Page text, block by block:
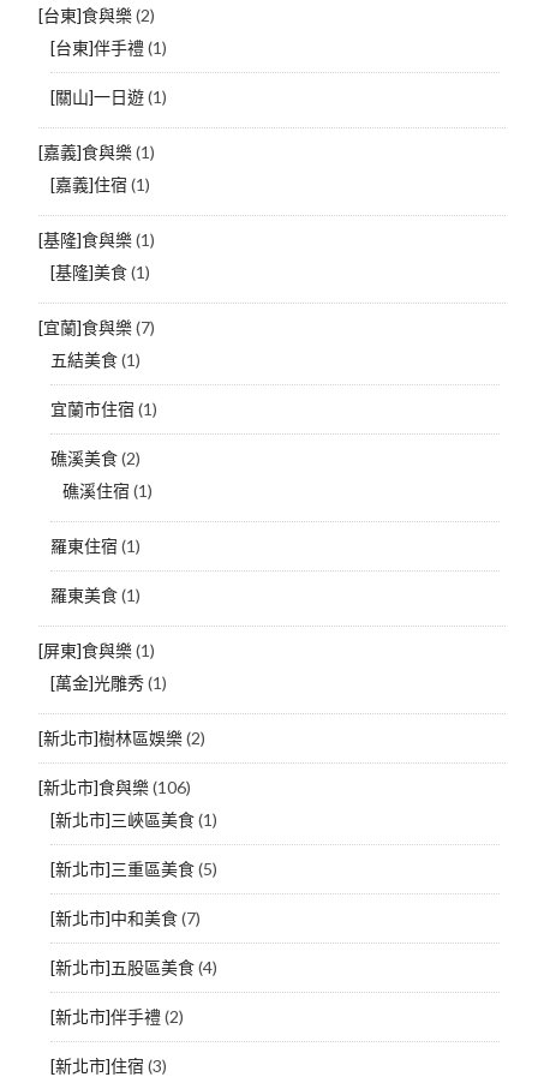
[台東]食與樂(2)
[台東]伴手禮(1)
[關山]一日遊(1)
[嘉義]食與樂(1)
[嘉義]住宿 (1)
[基隆]食與樂(1)
[基隆]美食(1)
[宜蘭]食與樂(7)
五結美食(1)
宜蘭市住宿 (1)
礁溪美食(2)
礁溪住宿 (1)
羅東住宿 (1)
羅東美食(1)
[屏東]食與樂(1)
[萬金]光雕秀(1)
[新北市]樹林區娛樂(2)
[新北市]食與樂(106)
[新北市]三峽區美食(1)
[新北市]三重區美食(5)
[新北市]中和美食(7)
[新北市]五股區美食(4)
[新北市]伴手禮(2)
[新北市]住宿 (3)